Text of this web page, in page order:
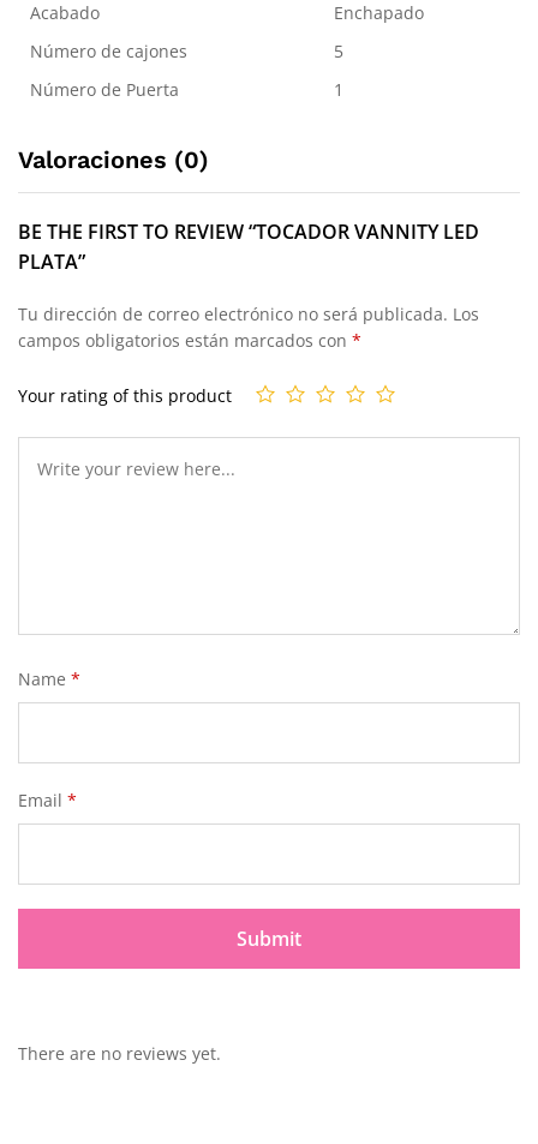
Acabado
Enchapado
Número de cajones
5
Número de Puerta
1
Valoraciones (0)
BE THE FIRST TO REVIEW “TOCADOR VANNITY LED
PLATA”
Tu dirección de correo electrónico no será publicada. Los
campos obligatorios están marcados con *
Your rating of this product
Name *
Email *
There are no reviews yet.